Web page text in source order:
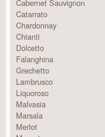
Cabernet Sauvignon
Catarrato
Chardonnay
Chianti
Dolcetto
Falanghina
Grechetto
Lambrusco
Liquoroso
Malvasia
Marsala
Merlot